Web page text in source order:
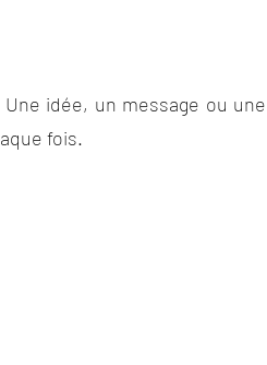
Une idée, un message ou une
fois.